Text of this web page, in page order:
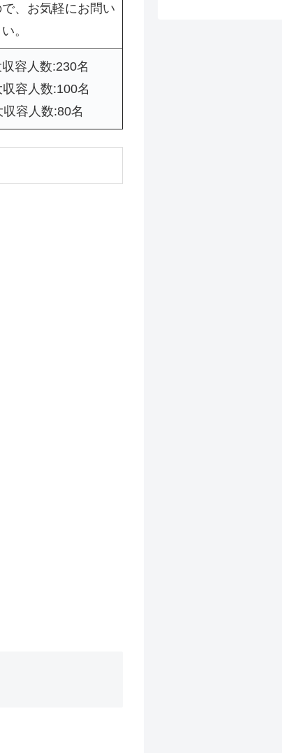
、お気軽にお問い
。
容人数:230名
容人数:100名
容人数:80名